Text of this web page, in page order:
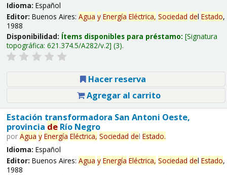
Idioma: Español
Editor: Buenos Aires: Agua y Energía Eléctrica, Sociedad del Estado,
1988
Disponibilidad: Ítems disponibles para préstamo: Signatura
topográfica: 621.374.5/A282/v.2 (3).
Hacer reserva
Agregar al carrito
Estación transformadora San Antoni Oeste,
provincia deRío Negro
por Agua y Energía Eléctrica, Sociedad del Estado.
Idioma: Español
Editor: Buenos Aires: Agua y Energía Eléctrica, Sociedad del Estado,
1988